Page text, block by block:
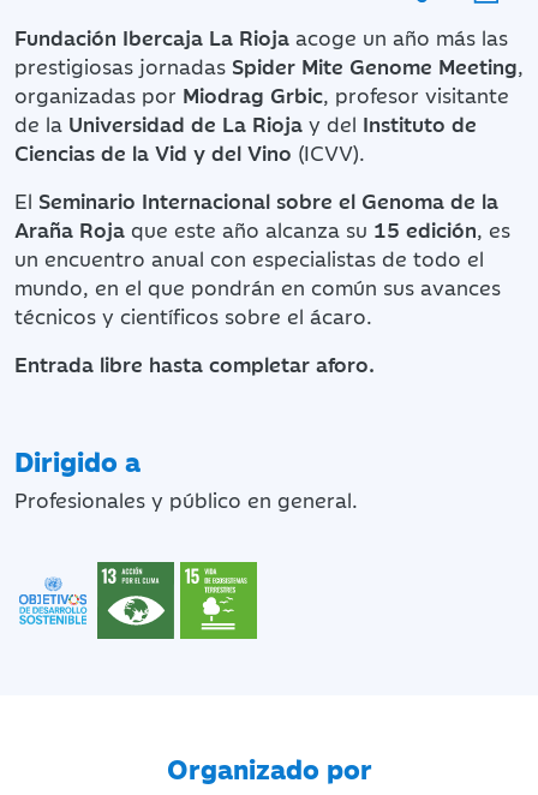
Fundación Ibercaja La Rioja acoge un año más las
prestigiosas jornadas Spider Mite Genome Meeting,
organizadas por Miodrag Grbic, profesor visitante
de la Universidad de La Rioja y del Instituto de
Ciencias de la Vid y del Vino (ICVV).
El Seminario Internacional sobre el Genoma de la
Araña Roja que este año alcanza su 15 edición, es
un encuentro anual con especialistas de todo el
mundo, en el que pondrán en común sus avances
técnicos y científicos sobre el ácaro.
Entrada libre hasta completar aforo.
Dirigido a
Profesionales y público en general.
Organizado por